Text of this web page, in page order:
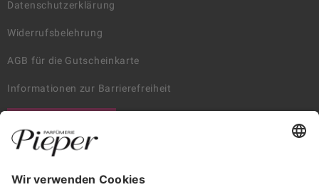
Datenschutzerklärung
Widerrufsbelehrung
AGB für die Gutscheinkarte
Informationen zur Barrierefreiheit